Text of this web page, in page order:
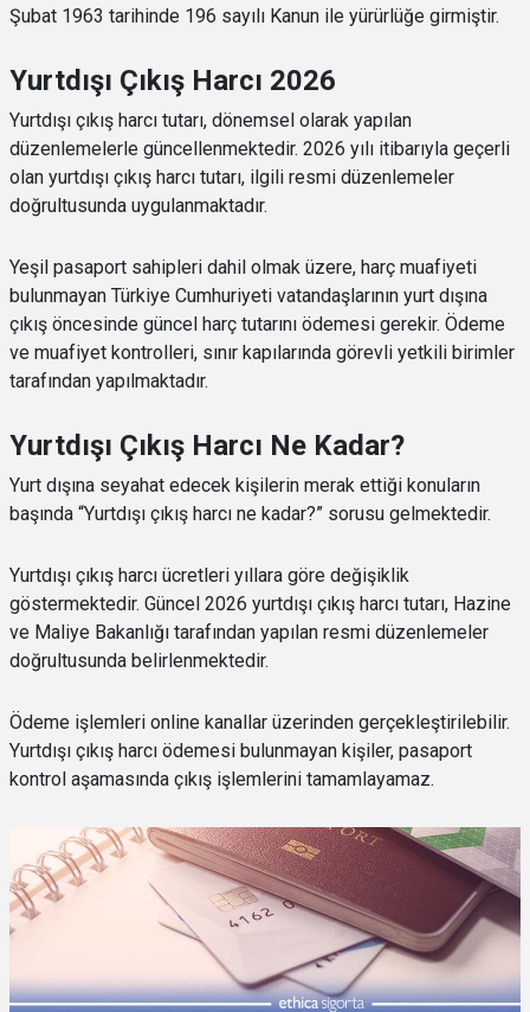
Şubat 1963 tarihinde 196 sayılı Kanun ile yürürlüğe girmiştir.
Yurtdışı Çıkış Harcı 2026
Yurtdışı çıkış harcı tutarı, dönemsel olarak yapılan
düzenlemelerle güncellenmektedir. 2026 yılı itibarıyla geçerli
olan yurtdışı çıkış harcı tutarı, ilgili resmi düzenlemeler
doğrultusunda uygulanmaktadır.
Yeşil pasaport sahipleri dahil olmak üzere, harç muafiyeti
bulunmayan Türkiye Cumhuriyeti vatandaşlarının yurt dışına
çıkış öncesinde güncel harç tutarını ödemesi gerekir. Ödeme
ve muafiyet kontrolleri, sınır kapılarında görevli yetkili birimler
tarafından yapılmaktadır.
Yurtdışı Çıkış Harcı Ne Kadar?
Yurt dışına seyahat edecek kişilerin merak ettiği konuların
başında “Yurtdışı çıkış harcı ne kadar?” sorusu gelmektedir.
Yurtdışı çıkış harcı ücretleri yıllara göre değişiklik
göstermektedir. Güncel 2026 yurtdışı çıkış harcı tutarı, Hazine
ve Maliye Bakanlığı tarafından yapılan resmi düzenlemeler
doğrultusunda belirlenmektedir.
Ödeme işlemleri online kanallar üzerinden gerçekleştirilebilir.
Yurtdışı çıkış harcı ödemesi bulunmayan kişiler, pasaport
kontrol aşamasında çıkış işlemlerini tamamlayamaz.